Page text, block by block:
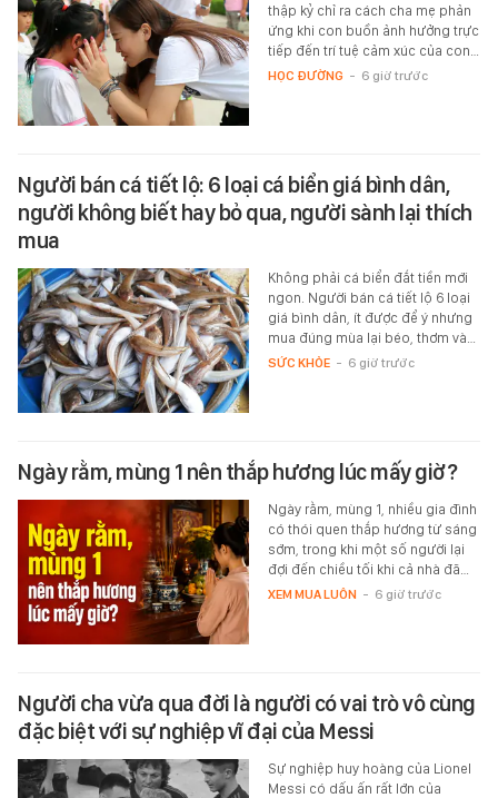
thập kỷ chỉ ra cách cha mẹ phản
ứng khi con buồn ảnh hưởng trực
tiếp đến trí tuệ cảm xúc của con…
HỌC ĐƯỜNG - 6 giờ trước
Người bán cá tiết lộ: 6 loại cá biển giá bình dân,
người không biết hay bỏ qua, người sành lại thích
mua
Không phải cá biển đắt tiền mới
ngon. Người bán cá tiết lộ 6 loại
giá bình dân, ít được để ý nhưng
mua đúng mùa lại béo, thơm và…
SỨC KHỎE - 6 giờ trước
Ngày rằm, mùng 1 nên thắp hương lúc mấy giờ?
Ngày rằm, mùng 1, nhiều gia đình
có thói quen thắp hương từ sáng
sớm, trong khi một số người lại
đợi đến chiều tối khi cả nhà đã…
XEM MUA LUÔN - 6 giờ trước
Người cha vừa qua đời là người có vai trò vô cùng
đặc biệt với sự nghiệp vĩ đại của Messi
Sự nghiệp huy hoàng của Lionel
Messi có dấu ấn rất lớn của